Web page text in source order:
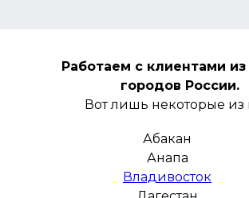
Работаем с клиентами
городов России.
Вот лишь некоторые из
Абакан
Анапа
Владивосток